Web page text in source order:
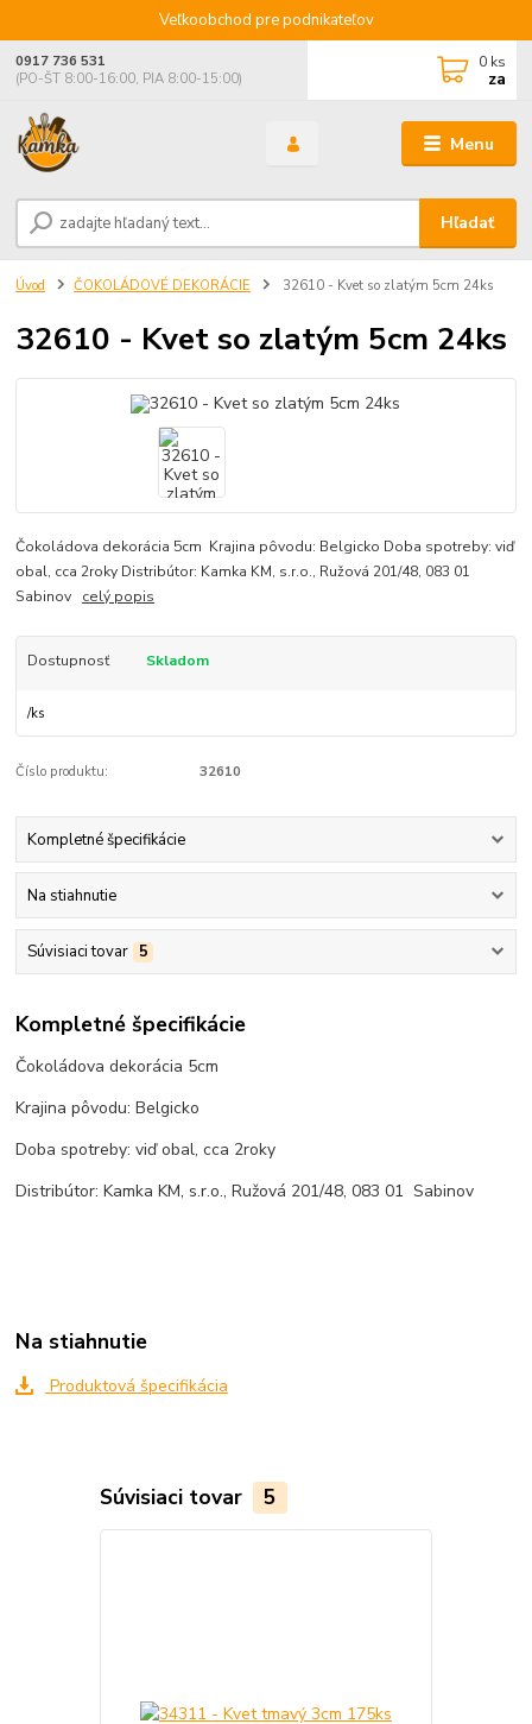
Veľkoobchod pre podnikateľov
Menu
Hľadať
0917 736 531
(PO-ŠT 8:00-16:00, PIA 8:00-15:00)
0 ks
za
Úvod ČOKOLÁDOVÉ DEKORÁCIE 32610 - Kvet so zlatým 5cm 24ks
32610 - Kvet so zlatým 5cm 24ks
Čokoládova dekorácia 5cm Krajina pôvodu: Belgicko Doba spotreby: viď
obal, cca 2roky Distribútor: Kamka KM, s.r.o., Ružová 201/48, 083 01
Sabinov celý popis
Dostupnosť Skladom
/ks
Číslo produktu: 32610
Kompletné špecifikácie
Na stiahnutie
Súvisiaci tovar 5
Kompletné špecifikácie
Čokoládova dekorácia 5cm
Krajina pôvodu: Belgicko
Doba spotreby: viď obal, cca 2roky
Distribútor: Kamka KM, s.r.o., Ružová 201/48, 083 01 Sabinov
Na stiahnutie
Produktová špecifikácia
Súvisiaci tovar 5